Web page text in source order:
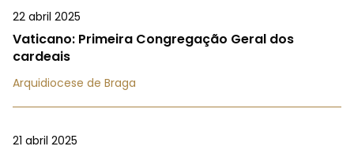
22 abril 2025
Vaticano: Primeira Congregação Geral dos
cardeais
Arquidiocese de Braga
21 abril 2025